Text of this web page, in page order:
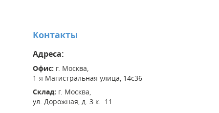
Контакты
Адреса:
Офис: г. Москва,
1-я Магистральная улица, 14с36
Склад: г. Москва,
ул. Дорожная, д. 3 к. 11